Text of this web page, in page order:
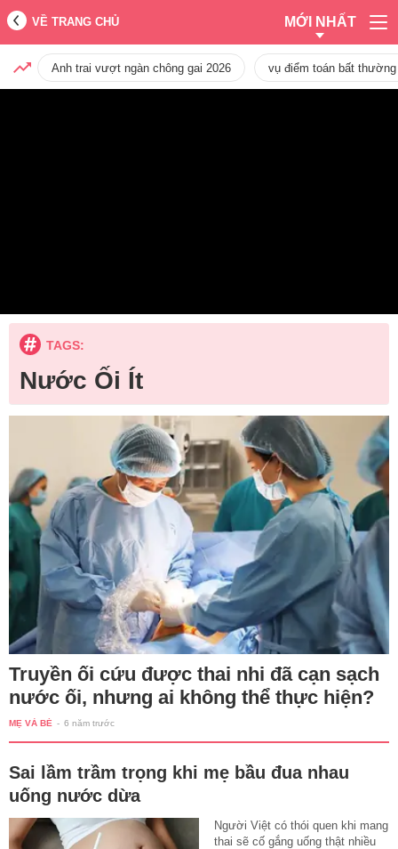
VỀ TRANG CHỦ MỚI NHẤT
Anh trai vượt ngàn chông gai 2026 vụ điểm toán bất
TAGS:
Nước Ối Ít
Truyền ối cứu được thai nhi đã cạn sạch
nước ối, nhưng ai không thể thực hiện?
MẸ VÀ BÉ - 6 năm trước
Sai lầm trầm trọng khi mẹ bầu đua nhau
uống nước dừa
Người Việt có thói quen khi mang
thai sẽ cố gắng uống thật nhiều